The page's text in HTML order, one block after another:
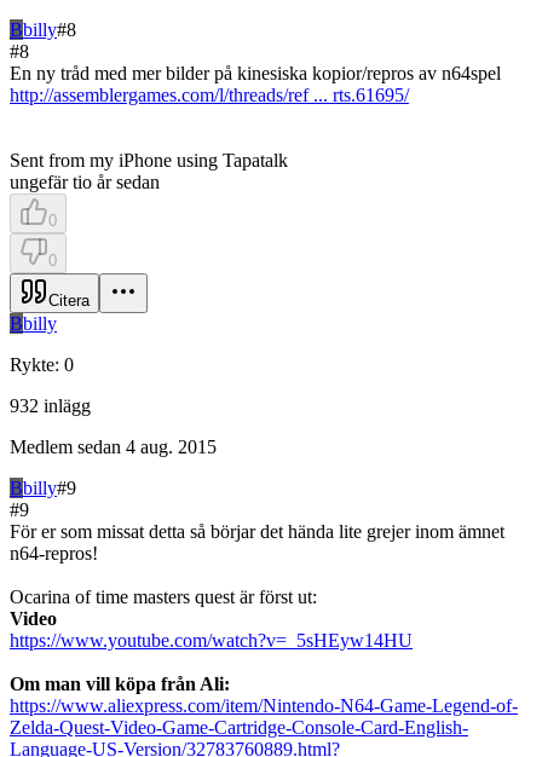
Bbilly#8
#8
En ny tråd med mer bilder på kinesiska kopior/repros av n64spel
http://assemblergames.com/l/threads/ref ... rts.61695/
Sent from my iPhone using Tapatalk
ungefär tio år sedan
0
0
Citera
Bbilly
Rykte: 0
932 inlägg
Medlem sedan 4 aug. 2015
Bbilly#9
#9
För er som missat detta så börjar det hända lite grejer inom ämnet
n64-repros!
Ocarina of time masters quest är först ut:
Video
https://www.youtube.com/watch?v=_5sHEyw14HU
Om man vill köpa från Ali:
https://www.aliexpress.com/item/Nintendo-N64-Game-Legend-of-
Zelda-Quest-Video-Game-Cartridge-Console-Card-English-
Language-US-Version/32783760889.html?